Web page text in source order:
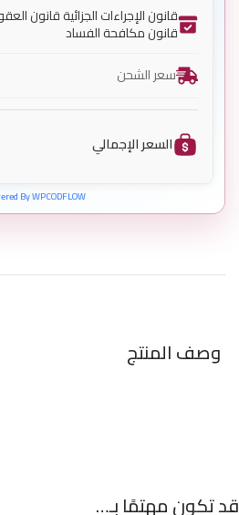
قانون الإجراءات الجزائية قانون
قانون مكافحة الفساد
سعر الشحن
السعر الإجمالي
By WPCODFLOW
وصف المنتج
قد تكون مهتمًا بـ…